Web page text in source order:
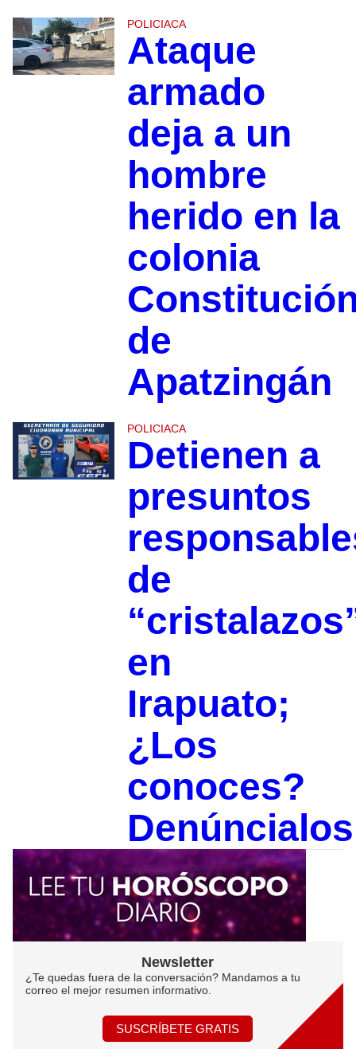
POLICIACA
Ataque
armado
deja a un
hombre
herido en la
colonia
de
Apatzingán
POLICIACA
Detienen a
presuntos
de
en
Irapuato;
¿Los
conoces?
Denúncialos
Newsletter
¿Te quedas fuera de la conversación? Mandamos a tu
correo el mejor resumen informativo.
SUSCRÍBETE GRATIS